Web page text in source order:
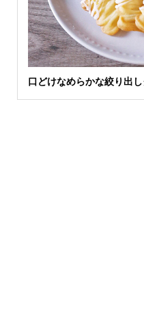
口どけなめらかな絞り出